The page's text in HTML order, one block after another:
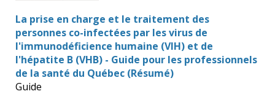
La prise en charge et le traitement des
personnes co-infectées par les virus de
l'immunodéficience humaine (VIH) et de
l'hépatite B (VHB) - Guide pour les professionnels
de la santé du Québec (Résumé)
Guide